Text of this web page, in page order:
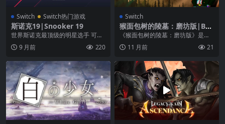
Switch Switch热门游戏
斯诺克19|Snooker 19
世界斯诺克最顶级的明星选手 可以
扮演世界排名前128位的顶尖球员
参加每一场官方授...
9 月前 220
Switch
猴面包树的陵墓：磨坊版|Bao
babs Mausoleum: Grindho
use Edition
《猴面包树的陵墓：磨坊版》是一
款动作冒险类游戏，游戏中玩家要
进行解谜，在这里采用...
11 月前 21